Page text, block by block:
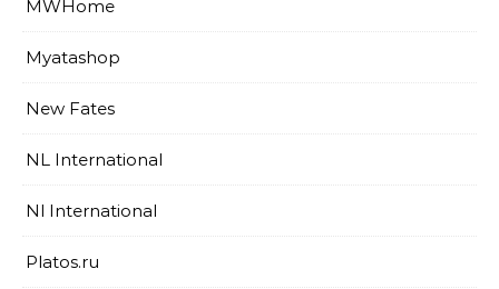
MWHome
Myatashop
New Fates
NL International
Nl International
Platos.ru